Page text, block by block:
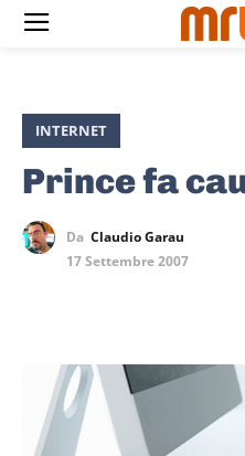
INTERNET
Prince fa
Da Claudio Garau
17 Settembre 2007